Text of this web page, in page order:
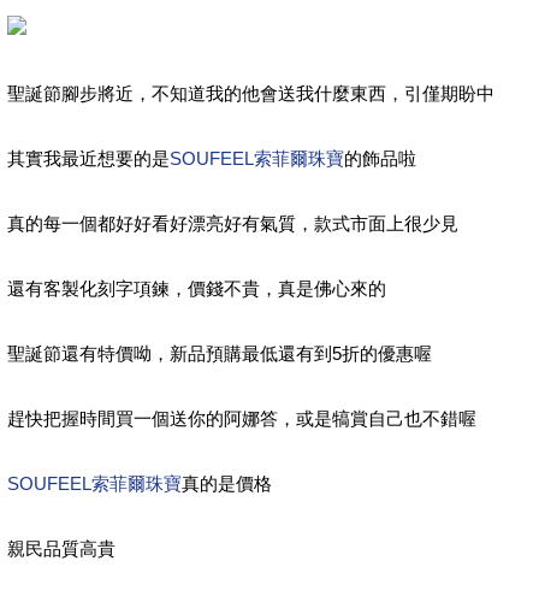
聖誕節腳步將近，不知道我的他會送我什麼東西，引僅期盼中
其實我最近想要的是SOUFEEL索菲爾珠寶的飾品啦
真的每一個都好好看好漂亮好有氣質，款式市面上很少見
還有客製化刻字項鍊，價錢不貴，真是佛心來的
聖誕節還有特價呦，新品預購最低還有到5折的優惠喔
趕快把握時間買一個送你的阿娜答，或是犒賞自己也不錯喔
SOUFEEL索菲爾珠寶真的是價格
親民品質高貴